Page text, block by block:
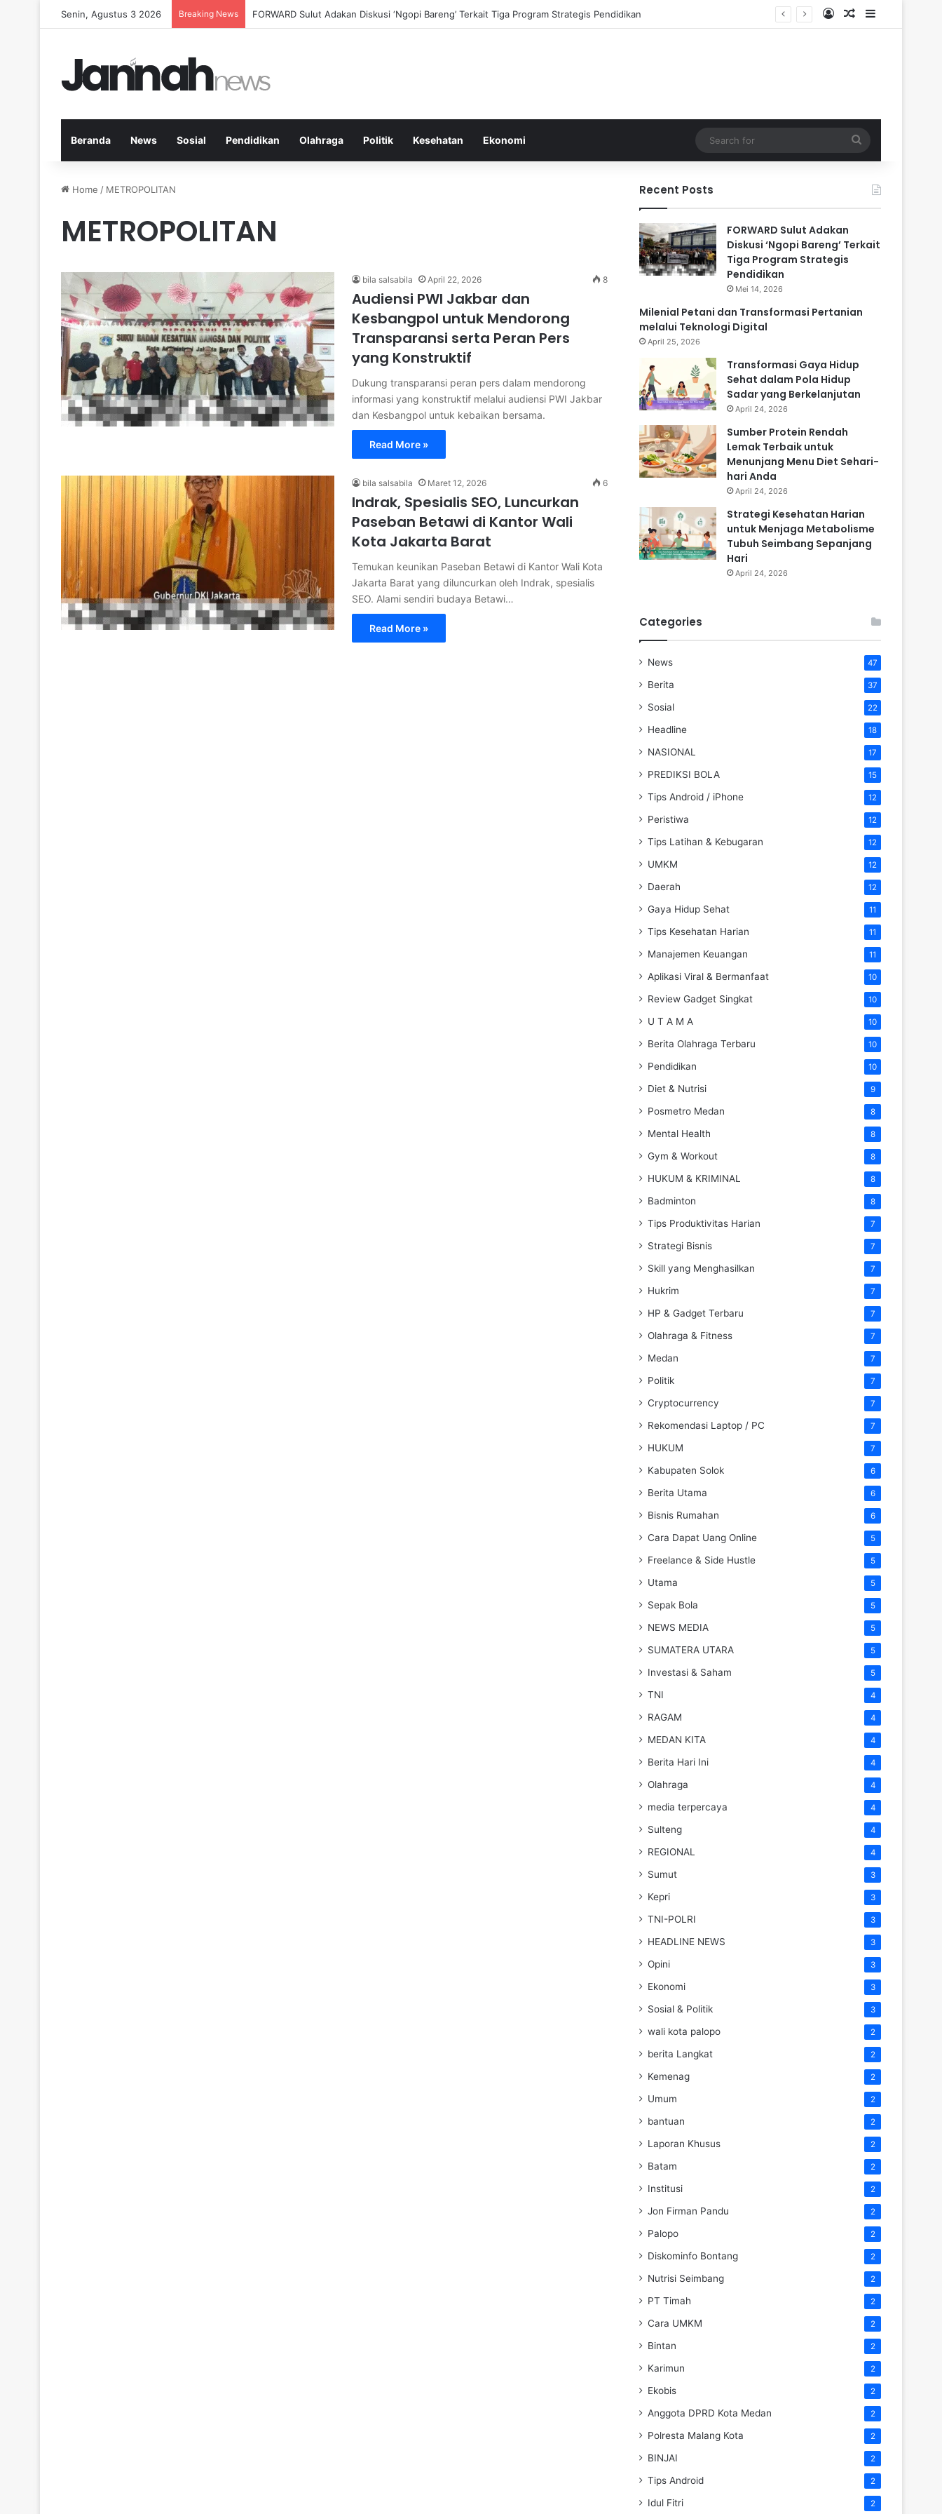
Senin, Agustus 3 2026 Breaking News Milenial Petani dan Transformasi Pertanian melalui Teknologi Digital Log InRandom Article
Sidebar
Beranda News Sosial Pendidikan Olahraga Politik Kesehatan Ekonomi
for
Home / METROPOLITAN
METROPOLITAN
bila salsabila April 22, 2026 8
Audiensi PWI Jakbar dan
Kesbangpol untuk Mendorong
Transparansi serta Peran Pers
yang Konstruktif
Dukung transparansi peran pers dalam mendorong
informasi yang konstruktif melalui audiensi PWI Jakbar
dan Kesbangpol untuk kebaikan bersama.
Read More »
bila salsabila Maret 12, 2026 6
Indrak, Spesialis SEO, Luncurkan
Paseban Betawi di Kantor Wali
Kota Jakarta Barat
Temukan keunikan Paseban Betawi di Kantor Wali Kota
Jakarta Barat yang diluncurkan oleh Indrak, spesialis
SEO. Alami sendiri budaya Betawi…
Read More »
Recent Posts
FORWARD Sulut Adakan
Diskusi ‘Ngopi Bareng’ Terkait
Tiga Program Strategis
Pendidikan
Mei 14, 2026
Milenial Petani dan Transformasi Pertanian
melalui Teknologi Digital
April 25, 2026
Transformasi Gaya Hidup
Sehat dalam Pola Hidup
Sadar yang Berkelanjutan
April 24, 2026
Sumber Protein Rendah
Lemak Terbaik untuk
Menunjang Menu Diet Sehari-
hari Anda
April 24, 2026
Strategi Kesehatan Harian
untuk Menjaga Metabolisme
Tubuh Seimbang Sepanjang
Hari
April 24, 2026
Categories
News 47
Berita 37
Sosial 22
Headline 18
NASIONAL 17
PREDIKSI BOLA 15
Tips Android / iPhone 12
Peristiwa 12
Tips Latihan & Kebugaran 12
UMKM 12
Daerah 12
Gaya Hidup Sehat 11
Tips Kesehatan Harian 11
Manajemen Keuangan 11
Aplikasi Viral & Bermanfaat 10
Review Gadget Singkat 10
U T A M A 10
Berita Olahraga Terbaru 10
Pendidikan 10
Diet & Nutrisi 9
Posmetro Medan 8
Mental Health 8
Gym & Workout 8
HUKUM & KRIMINAL 8
Badminton 8
Tips Produktivitas Harian 7
Strategi Bisnis 7
Skill yang Menghasilkan 7
Hukrim 7
HP & Gadget Terbaru 7
Olahraga & Fitness 7
Medan 7
Politik 7
Cryptocurrency 7
Rekomendasi Laptop / PC 7
HUKUM 7
Kabupaten Solok 6
Berita Utama 6
Bisnis Rumahan 6
Cara Dapat Uang Online 5
Freelance & Side Hustle 5
Utama 5
Sepak Bola 5
NEWS MEDIA 5
SUMATERA UTARA 5
Investasi & Saham 5
TNI 4
RAGAM 4
MEDAN KITA 4
Berita Hari Ini 4
Olahraga 4
media terpercaya 4
Sulteng 4
REGIONAL 4
Sumut 3
Kepri 3
TNI-POLRI 3
HEADLINE NEWS 3
Opini 3
Ekonomi 3
Sosial & Politik 3
wali kota palopo 2
berita Langkat 2
Kemenag 2
Umum 2
bantuan 2
Laporan Khusus 2
Batam 2
Institusi 2
Jon Firman Pandu 2
Palopo 2
Diskominfo Bontang 2
Nutrisi Seimbang 2
PT Timah 2
Cara UMKM 2
Bintan 2
Karimun 2
Ekobis 2
Anggota DPRD Kota Medan 2
Polresta Malang Kota 2
BINJAI 2
Tips Android 2
Idul Fitri 2